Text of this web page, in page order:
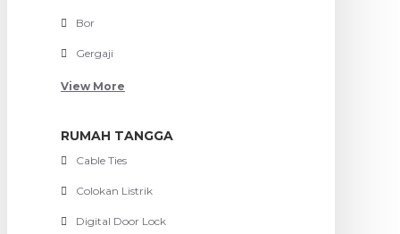
Bor
Gergaji
View More
RUMAH TANGGA
Cable Ties
Colokan Listrik
Digital Door Lock